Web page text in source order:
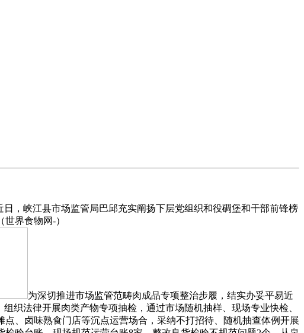
峡江县市场监管局巴邱充实阐扬下层党组织和役碉堡和干部前锋榜
界食物网-）
为深切推进市场监管范畴肉成品专项整治步履，结实办妥平易近
织法律开展肉类产物专项抽检，通过市场随机抽样、现场专业快检、
、卤味熟食门店等沉点运营场合，采纳不打招待、随机抽查体例开展